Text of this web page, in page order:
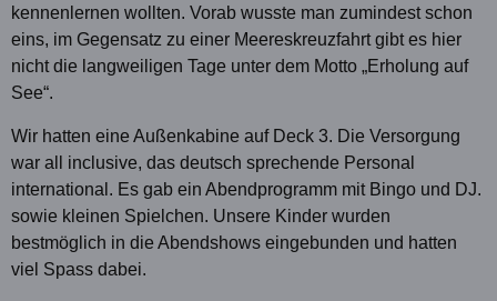
kennenlernen wollten. Vorab wusste man zumindest schon
eins, im Gegensatz zu einer Meereskreuzfahrt gibt es hier
nicht die langweiligen Tage unter dem Motto „Erholung auf
See“.
Wir hatten eine Außenkabine auf Deck 3. Die Versorgung
war all inclusive, das deutsch sprechende Personal
international. Es gab ein Abendprogramm mit Bingo und DJ.
sowie kleinen Spielchen. Unsere Kinder wurden
bestmöglich in die Abendshows eingebunden und hatten
viel Spass dabei.